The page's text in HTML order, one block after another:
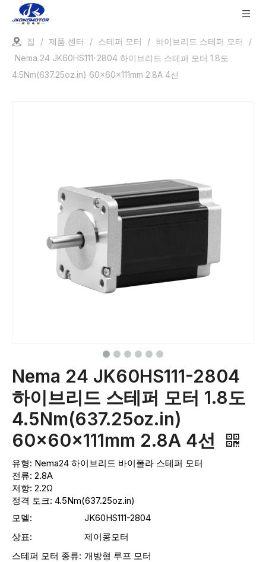
집 / 제품 센터 / 스테퍼 모터 / 하이브리드 스테퍼 모터
/
Nema 24 JK60HS111-2804 하이브리드 스테퍼 모터 1.8도
4.5Nm(637.25oz.in) 60x60x111mm 2.8A 4선
Nema 24 JK60HS111-2804
하이브리드 스테퍼 모터 1.8도
4.5Nm(637.25oz.in)
60x60x111mm 2.8A 4선
유형: Nema24 하이브리드 바이폴라 스테퍼 ​​모터
전류: 2.8A
저항: 2.2Ω
정격 토크: 4.5Nm(637.25oz.in)
모델:
JK60HS111-2804
상표:
제이콩모터
스테퍼 모터 종류: 개방형 루프 모터